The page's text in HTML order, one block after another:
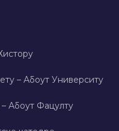
– Абоут Университy
Абоут Фацултy